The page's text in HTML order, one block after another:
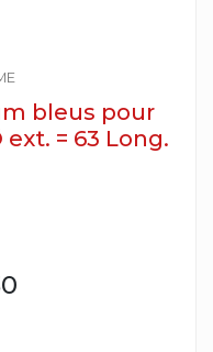
bleus pour
= 63 Long.